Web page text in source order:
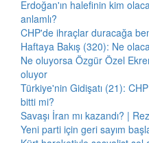
Erdoğan'ın halefinin kim
anlamlı?
CHP'de ihraçlar duracağa
Haftaya Bakış (320): Ne
Ne oluyorsa Özgür Özel
oluyor
Türkiye'nin Gidişatı (21):
bitti mi?
Savaşı İran mı kazandı? |
Yeni parti için geri sayım